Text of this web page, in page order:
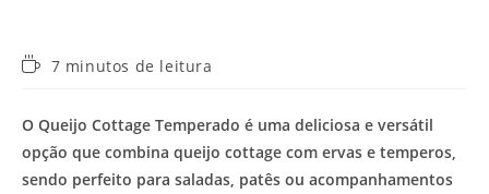
Tempo7 minutos de leitura
O Queijo Cottage Temperado é uma deliciosa e versátil
opção que combina queijo cottage com ervas e temperos,
sendo perfeito para saladas, patês ou acompanhamentos